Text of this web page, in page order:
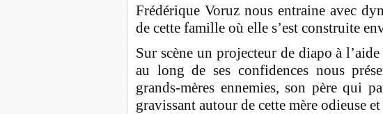
Frédérique Voruz nous entraine avec
de cette famille où elle s’est construite
Sur scène un projecteur de diapo à
au long de ses confidences nous
grands-mères ennemies, son père qui
gravissant autour de cette mère odieuse